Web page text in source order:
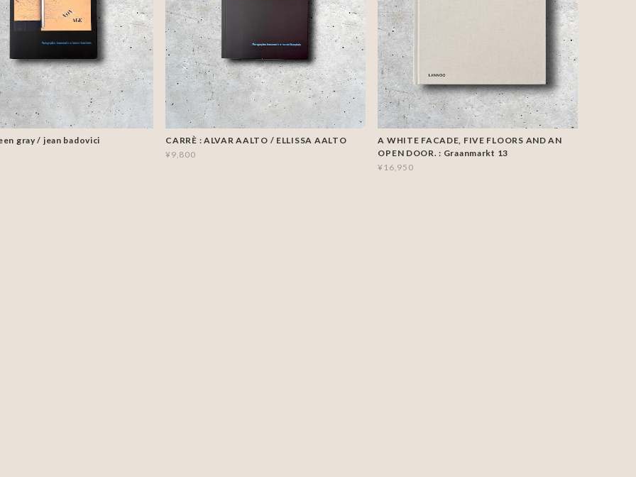
gray / jean badovici
CARRÈ : ALVAR AALTO / ELLISSA AALTO
¥9,800
A WHITE FACADE, FIVE FLOORS AND AN
OPEN DOOR. : Graanmarkt 13
¥16,950